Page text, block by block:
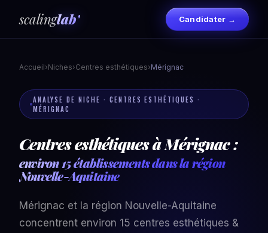
scalinglab' Candidater →
Accueil›Niches›Centres esthétiques›Mérignac
ANALYSE DE NICHE · CENTRES ESTHÉTIQUES ·
MÉRIGNAC
Centres esthétiques à Mérignac :
environ 15 établissements dans la région
Nouvelle-Aquitaine
Mérignac et la région Nouvelle-Aquitaine
concentrent environ 15 centres esthétiques &